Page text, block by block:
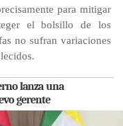
para mitigar
el bolsillo de los
no sufran variaciones
lanza una
gerente